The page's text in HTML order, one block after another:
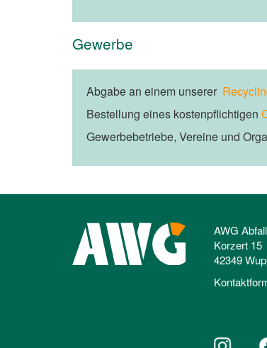
Gewerbe
Abgabe an einem unserer
Bestellung eines kostenpflichtigen
Gewerbebetriebe, Vereine und
AWG
Korzert 15
42349